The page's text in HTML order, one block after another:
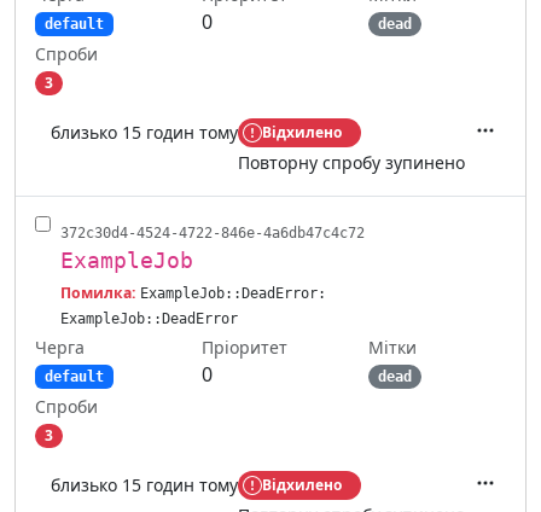
default 0 dead
Спроби
3
близько 15 годин тому Відхилено
Повторну спробу зупинено
372c30d4-4524-4722-846e-4a6db47c4c72
ExampleJob
Помилка: ExampleJob::DeadError:
ExampleJob::DeadError
Черга
default
Пріоритет
0
Мітки
dead
Спроби
3
близько 15 годин тому Відхилено